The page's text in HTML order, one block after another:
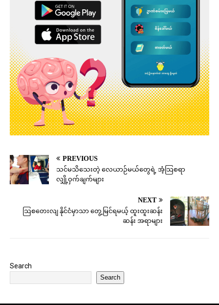
PREVIOUS
သင်မသိသေးတဲ့ လေယာဉ်မယ်တွေရဲ့ အံ့သြစရာ
လျှို့ဝှက်ချက်များ
NEXT
ဩစတေးလျ နိုင်ငံမှာသာ တွေ့မြင်ရမယ့် ထူးထူးဆန်း
ဆန်း အရာများ
Search
Search